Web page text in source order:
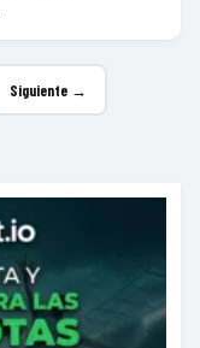
Siguiente →